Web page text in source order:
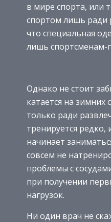
в мире спорта, или
спортом лишь ради
что специальная
лишь спортсменам-
Однако не стоит
катается на зимних
только ради
тренируется редко,
начинает
совсем не
проблемы с
при получении
нагрузок.
Ни один врач не